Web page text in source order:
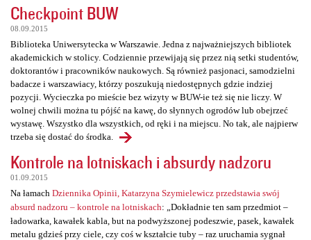
Checkpoint BUW
08.09.2015
Biblioteka Uniwersytecka w Warszawie. Jedna z najważniejszych bibliotek
akademickich w stolicy. Codziennie przewijają się przez nią setki studentów,
doktorantów i pracowników naukowych. Są również pasjonaci, samodzielni
badacze i warszawiacy, którzy poszukują niedostępnych gdzie indziej
pozycji. Wycieczka po mieście bez wizyty w BUW-ie też się nie liczy. W
wolnej chwili można tu pójść na kawę, do słynnych ogrodów lub obejrzeć
wystawę. Wszystko dla wszystkich, od ręki i na miejscu. No tak, ale najpierw
trzeba się dostać do środka.
Kontrole na lotniskach i absurdy nadzoru
01.09.2015
Na łamach Dziennika Opinii, Katarzyna Szymielewicz przedstawia swój
absurd nadzoru – kontrole na lotniskach: „Dokładnie ten sam przedmiot –
ładowarka, kawałek kabla, but na podwyższonej podeszwie, pasek, kawałek
metalu gdzieś przy ciele, czy coś w kształcie tuby – raz uruchamia sygnał